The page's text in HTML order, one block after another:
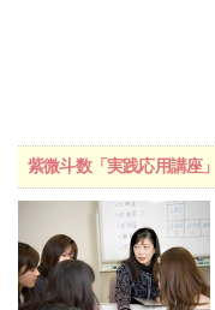
紫微斗数「実践応用講座